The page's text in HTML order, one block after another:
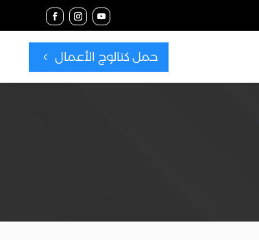
4 حمل كتالوج الأعمال